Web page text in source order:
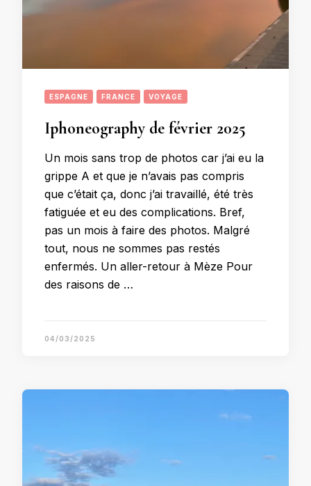
ESPAGNE FRANCE VOYAGE
Iphoneography de février 2025
Un mois sans trop de photos car j’ai eu la
grippe A et que je n’avais pas compris
que c’était ça, donc j’ai travaillé, été très
fatiguée et eu des complications. Bref,
pas un mois à faire des photos. Malgré
tout, nous ne sommes pas restés
enfermés. Un aller-retour à Mèze Pour
des raisons de …
04/03/2025